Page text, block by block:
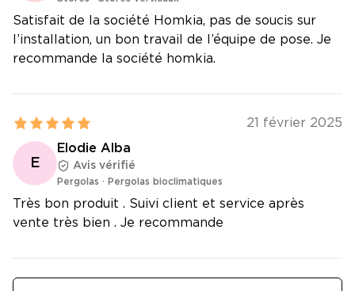
Satisfait de la société Homkia, pas de soucis sur
l’installation, un bon travail de l’équipe de pose. Je
recommande la société homkia.
21 février 2025
E
Elodie Alba
Avis vérifié
Pergolas · Pergolas bioclimatiques
Très bon produit . Suivi client et service après
vente très bien . Je recommande